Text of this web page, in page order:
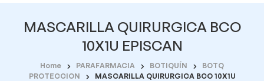
MASCARILLA QUIRURGICA BCO
10X1U EPISCAN
Home PARAFARMACIA BOTIQUÍN
BOTQ
PROTECCION
MASCARILLA QUIRURGICA BCO 10X1U